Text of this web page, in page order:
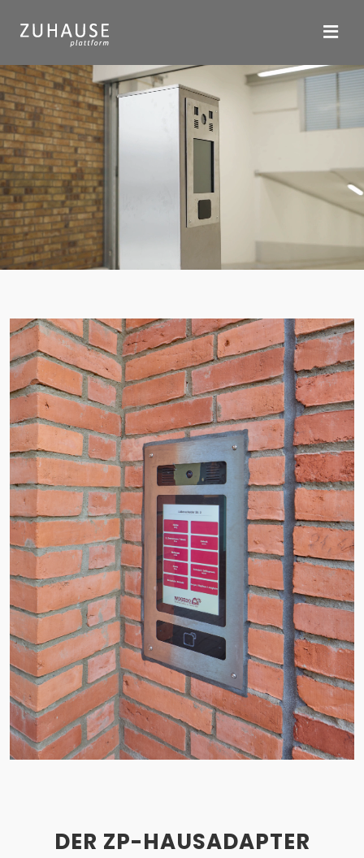
DER ZP-HAUSADAPTER